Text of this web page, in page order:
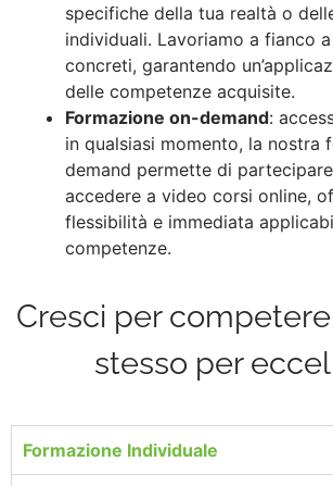
specifiche della tua realtà o
individuali. Lavoriamo a fianco
concreti, garantendo
delle competenze acquisite.
Formazione on-demand:
in qualsiasi momento, la nostra
demand permette di
accedere a video corsi online,
flessibilità e immediata
competenze.
Cresci per
stesso per
Formazione Individuale